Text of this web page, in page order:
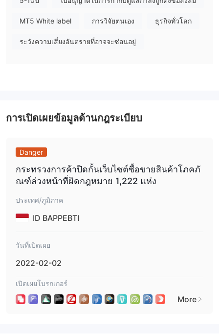
หลายปีแล้ว มันดำเนินการโดยไม่มีการตรวจสอบจากภาครัฐ ซึ่งเป็น
ความเสี่ยงสำคัญสำหรับนักลงทุน
ฉันสามารถซื้อขายอะไรบน ICM Brokers ได้บ้าง?
ทักษะต่าง ๆ และบัญชี
เหรียญดิจิตอล
เหมาะสำหรับนักซื้อขายที่เน้น
ความเย็น
ICM Brokers ให้ความเย็นสูงสุดสูงสุด 1:400 บนบัญชีมาตรฐาน
และพรีเมียม และ 1:5 บนบัญชีเหรียญดิจตอลความเย็นสูงช่วย
ให้สามารถวางเดิมพันมากขึ้นด้วยเงินน้อยลง แต่ก็เพิ่มความเสี่ยงใน
ค่าธรรมเนียมของ ICM Brokers ทั่วไปมีความเปรียบเทียบได้กับ
สูงเล็กน้อย
แพลตฟอร์มการซื้อขาย
MT5 White label การวิจัยตนเอง ธุรกิจทั่วโลก
ระวังความเสี่ยงอันตรายที่อาจจะซ่อนอยู่
การเปิดเผยข้อมูลด้านกฎระเบียบ
Danger
กระทรวงการค้าปิดกั้นเว็บไซต์ซื้อขายสินค้าโภคภั
ณฑ์ล่วงหน้าที่ผิดกฎหมาย 1,222 แห่ง
ประเทศ/ภูมิภาค
ID BAPPEBTI
วันที่เปิดเผย
2022-02-02
เปิดเผยโบรกเกอร์
More